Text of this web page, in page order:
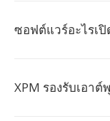
ซอฟต์แวร์อะไรเปิ
XPM รองรับเอาต์